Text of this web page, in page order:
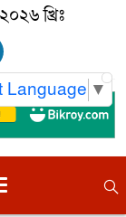
খ্রিঃ
Language ▼